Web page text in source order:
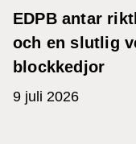
EDPB antar
och en slutlig
blockkedjor
9 juli 2026